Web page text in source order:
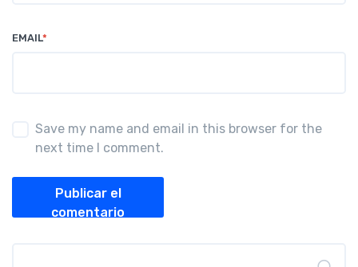
EMAIL*
Save my name and email in this browser for the
next time I comment.
Publicar el
comentario